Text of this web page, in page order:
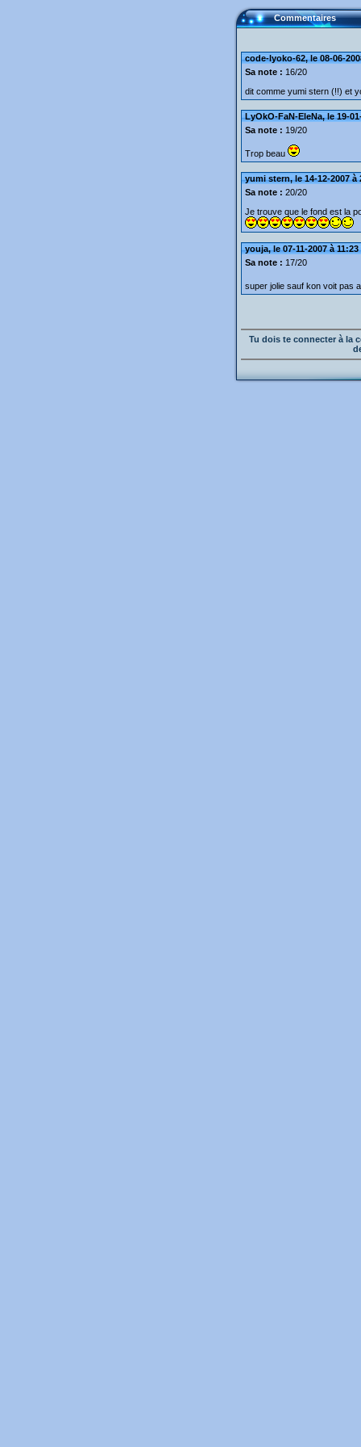
Commentaires
code-lyoko-62, le 08-06-
Sa note : 16/20
dit comme yumi stern (!!) et
LyOkO-FaN-EleNa, le 19-
Sa note : 19/20
Trop beau
yumi stern, le 14-12-2007 à
Sa note : 20/20
Je trouve que le fond est la
youja, le 07-11-2007 à 11:23
Sa note : 17/20
super jolie sauf kon voit pas
Tu dois te connecter à la